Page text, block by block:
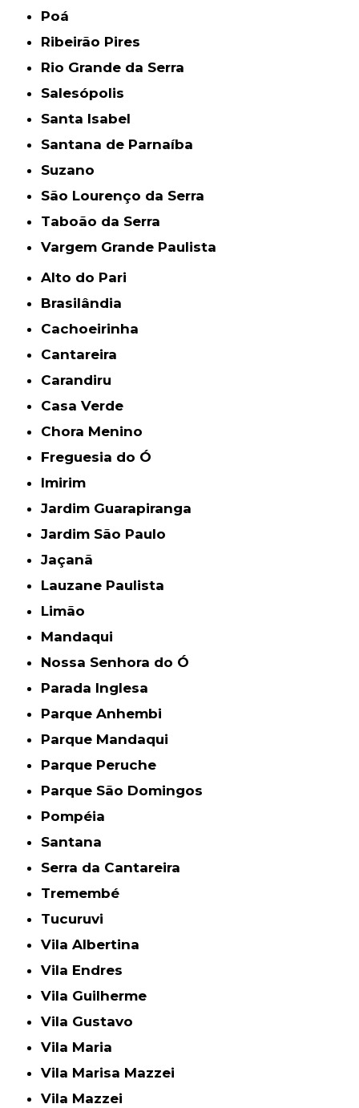
Poá
Ribeirão Pires
Rio Grande da Serra
Salesópolis
Santa Isabel
Santana de Parnaíba
Suzano
São Lourenço da Serra
Taboão da Serra
Vargem Grande Paulista
Alto do Pari
Brasilândia
Cachoeirinha
Cantareira
Carandiru
Casa Verde
Chora Menino
Freguesia do Ó
Imirim
Jardim Guarapiranga
Jardim São Paulo
Jaçanã
Lauzane Paulista
Limão
Mandaqui
Nossa Senhora do Ó
Parada Inglesa
Parque Anhembi
Parque Mandaqui
Parque Peruche
Parque São Domingos
Pompéia
Santana
Serra da Cantareira
Tremembé
Tucuruvi
Vila Albertina
Vila Endres
Vila Guilherme
Vila Gustavo
Vila Maria
Vila Marisa Mazzei
Vila Mazzei